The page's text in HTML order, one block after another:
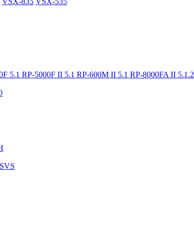
5.1 RP-5000F II 5.1 RP-600M II 5.1 RP-8000FA II 5.1.2
SVS